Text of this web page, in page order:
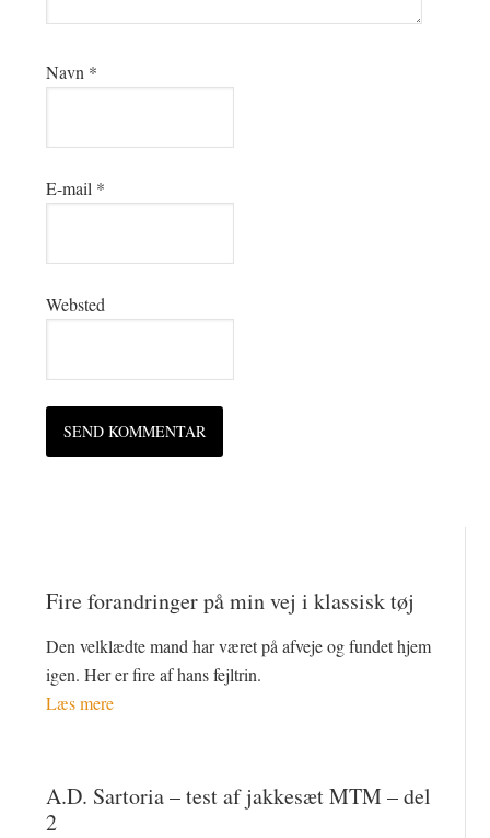
Navn *
E-mail *
Websted
Fire forandringer på min vej i klassisk tøj
Den velklædte mand har været på afveje og fundet hjem
igen. Her er fire af hans fejltrin.
Læs mere
A.D. Sartoria – test af jakkesæt MTM – del
2